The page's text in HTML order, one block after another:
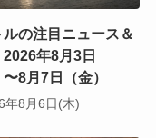
ルの注目ニュース＆
年8月3日
〜8月7日（金）
年8月6日(木)